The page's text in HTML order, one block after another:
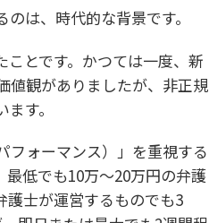
は、時代的な背景です。
とです。かつては一度、新
値観がありましたが、非正規
す。
ォーマンス）」を重視する
低でも10万〜20万円の弁護
護士が運営するものでも3